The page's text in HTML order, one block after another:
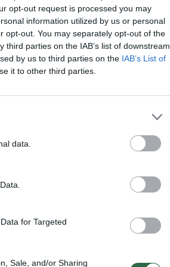
opt-out request is processed you may
information utilized by us or personal
opt-out. You may separately opt-out of the
parties on the IAB’s list of downstream
by us to third parties on the IAB’s List of
it to other third parties.
data.
for Targeted
Sale, and/or Sharing
Žinios | Pasaulis
drebėjimas Filipinuose
nusinešė bent 6 gyvybes, dešimtys
Žemės drebėjimo sukrėstoje Italijoje
Žinios